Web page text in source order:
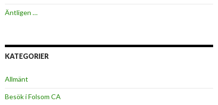
Äntligen …
KATEGORIER
Allmänt
Besök i Folsom CA